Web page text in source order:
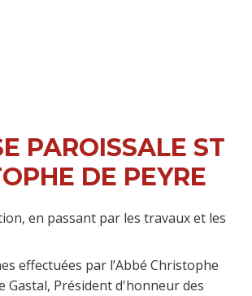
PAROISSALE ST
DE PEYRE
en passant par les travaux et les
effectuées par l’Abbé Christophe
Gastal, Président d'honneur des